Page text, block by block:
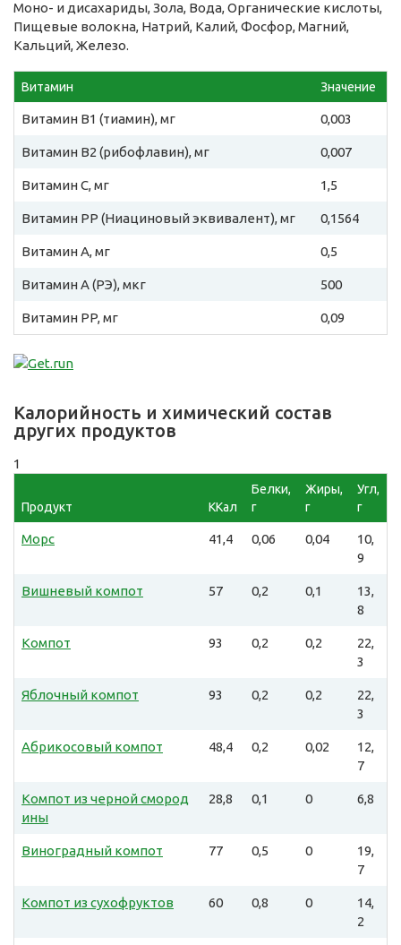
Моно- и дисахариды, Зола, Вода, Органические кислоты,
Пищевые волокна, Натрий, Калий, Фосфор, Магний,
Кальций, Железо.
Витамин Значение
Витамин B1 (тиамин), мг 0,003
Витамин B2 (рибофлавин), мг 0,007
Витамин C, мг 1,5
Витамин PP (Ниациновый эквивалент), мг 0,1564
Витамин A, мг 0,5
Витамин A (РЭ), мкг 500
Витамин PP, мг 0,09
Калорийность и химический состав
других продуктов
1
Продукт ККал
Белки,
г
Жиры,
г
Угл,
г
Морс 41,4 0,06 0,04
10,
9
Вишневый компот 57 0,2 0,1
13,
8
Компот 93 0,2 0,2
22,
3
Яблочный компот 93 0,2 0,2
22,
3
Абрикосовый компот 48,4 0,2 0,02
12,
7
Компот из черной смород
ины
28,8 0,1 0 6,8
Виноградный компот 77 0,5 0
19,
7
Компот из сухофруктов 60 0,8 0
14,
2